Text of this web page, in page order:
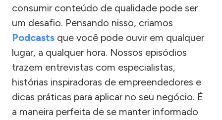
consumir conteúdo de qualidade pode ser
um desafio. Pensando nisso, criamos
Podcasts que você pode ouvir em qualquer
lugar, a qualquer hora. Nossos episódios
trazem entrevistas com especialistas,
histórias inspiradoras de empreendedores e
dicas práticas para aplicar no seu negócio. É
a maneira perfeita de se manter informado